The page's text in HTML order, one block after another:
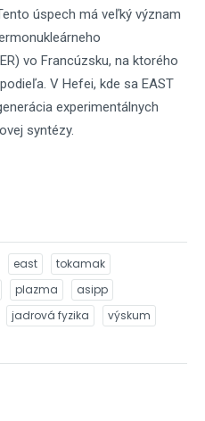
úspech má veľký význam
vo Francúzsku, na ktorého
V Hefei, kde sa EAST
experimentálnych
syntézy.
east
tokamak
plazma
asipp
jadrová fyzika
výskum